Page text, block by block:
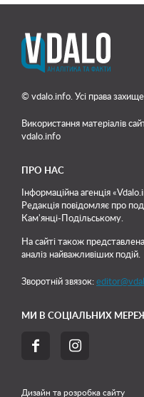
© vdalo.info. Усі права
Використання матеріалів
vdalo.info
ПРО НАС
Інформаційна агенція
Редакція повідомляє про
Кам'янці-Подільському.
На сайті також
аналіз найважливіших подій.
Зворотній звязок:
МИ В СОЦІАЛЬНИХ
 
Дизайн та розробка сайту